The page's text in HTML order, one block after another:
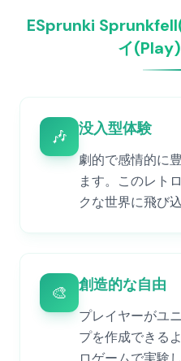
ESprunki
イ
🎶 没入型体験
劇的で感情的に
ます。このレト
クな世界に飛び
🎨 創造的な自由
プレイヤーがユ
プを作成できる